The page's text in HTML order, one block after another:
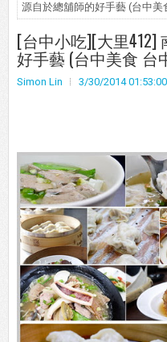
源自於總舖師的好手藝 (台中美
[台中小吃][大里412]
好手藝 (台中美食 台
Simon Lin 3/30/2014